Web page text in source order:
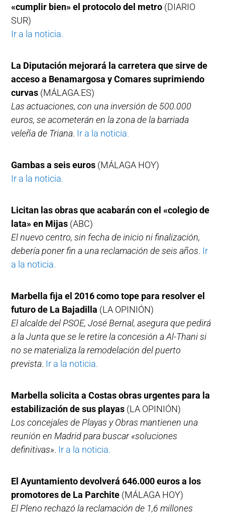
«cumplir bien» el protocolo del metro (DIARIO
SUR)
Ir a la noticia.
La Diputación mejorará la carretera que sirve de
acceso a Benamargosa y Comares suprimiendo
curvas (MÁLAGA.ES)
Las actuaciones, con una inversión de 500.000
euros, se acometerán en la zona de la barriada
veleña de Triana. Ir a la noticia.
Gambas a seis euros (MÁLAGA HOY)
Ir a la noticia.
Licitan las obras que acabarán con el «colegio de
lata» en Mijas (ABC)
El nuevo centro, sin fecha de inicio ni finalización,
debería poner fin a una reclamación de seis años. Ir
a la noticia.
Marbella fija el 2016 como tope para resolver el
futuro de La Bajadilla (LA OPINIÓN)
El alcalde del PSOE, José Bernal, asegura que pedirá
a la Junta que se le retire la concesión a Al-Thani si
no se materializa la remodelación del puerto
prevista. Ir a la noticia.
Marbella solicita a Costas obras urgentes para la
estabilización de sus playas (LA OPINIÓN)
Los concejales de Playas y Obras mantienen una
reunión en Madrid para buscar «soluciones
definitivas». Ir a la noticia.
El Ayuntamiento devolverá 646.000 euros a los
promotores de La Parchite (MÁLAGA HOY)
El Pleno rechazó la reclamación de 1,6 millones